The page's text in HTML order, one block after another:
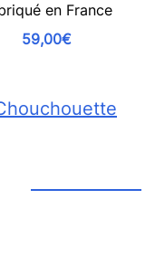
en France
59,00€